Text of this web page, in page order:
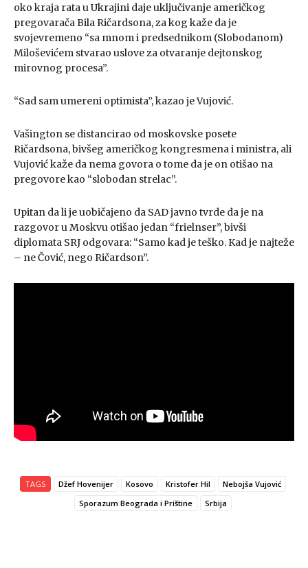
oko kraja rata u Ukrajini daje uključivanje američkog
pregovarača Bila Ričardsona, za kog kaže da je
svojevremeno “sa mnom i predsednikom (Slobodanom)
Miloševićem stvarao uslove za otvaranje dejtonskog
mirovnog procesa”.
“Sad sam umereni optimista”, kazao je Vujović.
Vašington se distancirao od moskovske posete
Ričardsona, bivšeg američkog kongresmena i ministra, ali
Vujović kaže da nema govora o tome da je on otišao na
pregovore kao “slobodan strelac”.
Upitan da li je uobičajeno da SAD javno tvrde da je na
razgovor u Moskvu otišao jedan “frielnser”, bivši
diplomata SRJ odgovara: “Samo kad je teško. Kad je najteže
– ne Čović, nego Ričardson”.
TAGS Džef Hovenijer Kosovo Kristofer Hil
Nebojša Vujović
Sporazum Beograda i Prištine
Srbija